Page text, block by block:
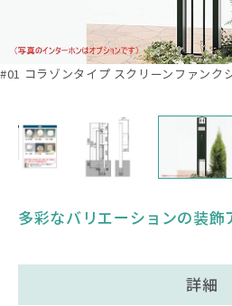
#01 コラゾンタイプ スクリーンファンク
多彩なバリエーションの装飾
詳細